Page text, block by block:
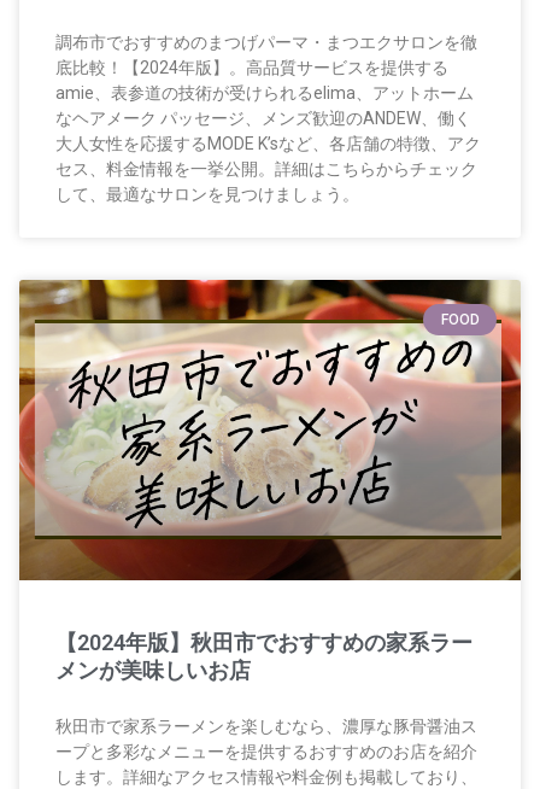
調布市でおすすめのまつげパーマ・まつエクサロンを徹
底比較！【2024年版】。高品質サービスを提供する
amie、表参道の技術が受けられるelima、アットホーム
なヘアメーク パッセージ、メンズ歓迎のANDEW、働く
大人女性を応援するMODE K’sなど、各店舗の特徴、アク
セス、料金情報を一挙公開。詳細はこちらからチェック
して、最適なサロンを見つけましょう。
FOOD
【2024年版】秋田市でおすすめの家系ラー
メンが美味しいお店
秋田市で家系ラーメンを楽しむなら、濃厚な豚骨醤油ス
ープと多彩なメニューを提供するおすすめのお店を紹介
します。詳細なアクセス情報や料金例も掲載しており、